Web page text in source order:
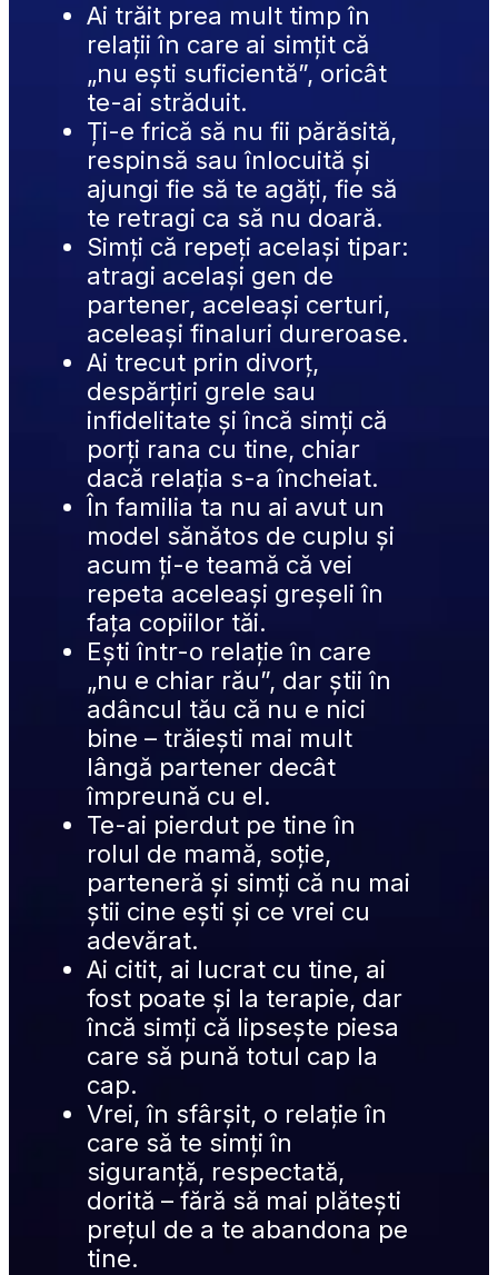
Ai trăit prea mult timp în
relații în care ai simțit că
„nu ești suficientă”, oricât
te-ai străduit.
Ți-e frică să nu fii părăsită,
respinsă sau înlocuită și
ajungi fie să te agăți, fie să
te retragi ca să nu doară.
Simți că repeți același tipar:
atragi același gen de
partener, aceleași certuri,
aceleași finaluri dureroase.
Ai trecut prin divorț,
despărțiri grele sau
infidelitate și încă simți că
porți rana cu tine, chiar
dacă relația s-a încheiat.
În familia ta nu ai avut un
model sănătos de cuplu și
acum ți-e teamă că vei
repeta aceleași greșeli în
fața copiilor tăi.
Ești într-o relație în care
„nu e chiar rău”, dar știi în
adâncul tău că nu e nici
bine – trăiești mai mult
lângă partener decât
împreună cu el.
Te-ai pierdut pe tine în
rolul de mamă, soție,
parteneră și simți că nu mai
știi cine ești și ce vrei cu
adevărat.
Ai citit, ai lucrat cu tine, ai
fost poate și la terapie, dar
încă simți că lipsește piesa
care să pună totul cap la
cap.
Vrei, în sfârșit, o relație în
care să te simți în
siguranță, respectată,
dorită – fără să mai plătești
prețul de a te abandona pe
tine.